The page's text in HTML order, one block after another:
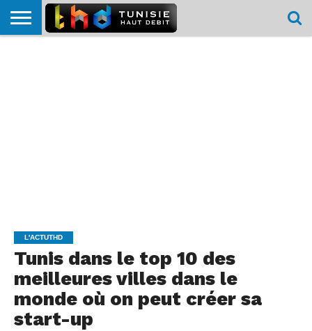
L'ACTUTHD
Tunis dans le top 10 des
meilleures villes dans le
monde où on peut créer sa
start-up